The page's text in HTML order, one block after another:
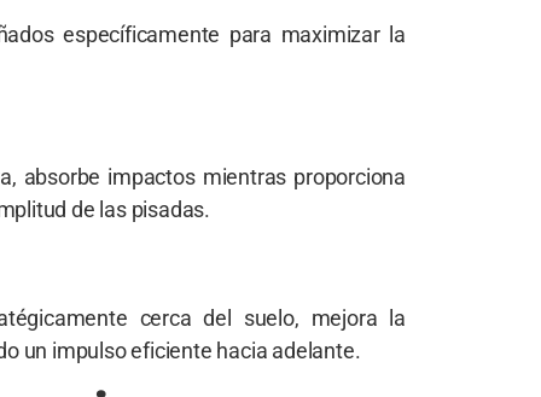
específicamente para maximizar la
absorbe impactos mientras proporciona
de las pisadas.
cerca del suelo, mejora la
un impulso eficiente hacia adelante.